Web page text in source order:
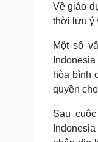
Về giáo
thời lưu ý
Một số
hòa bình
quyền
Sau